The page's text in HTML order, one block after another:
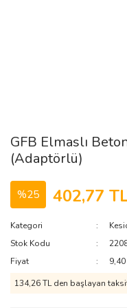
GFB Elmaslı
(Adaptörlü)
%25 402,77
Kategori
Stok Kodu
Fiyat
134,26 TL den başlayan